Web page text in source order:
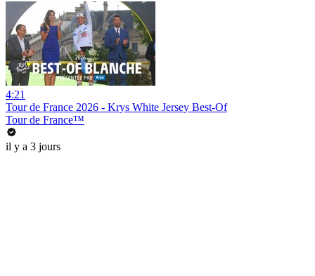
4:21
Tour de France 2026 - Krys White Jersey Best-Of
Tour de France™
il y a 3 jours